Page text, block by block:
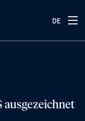
DE
ausgezeichnet